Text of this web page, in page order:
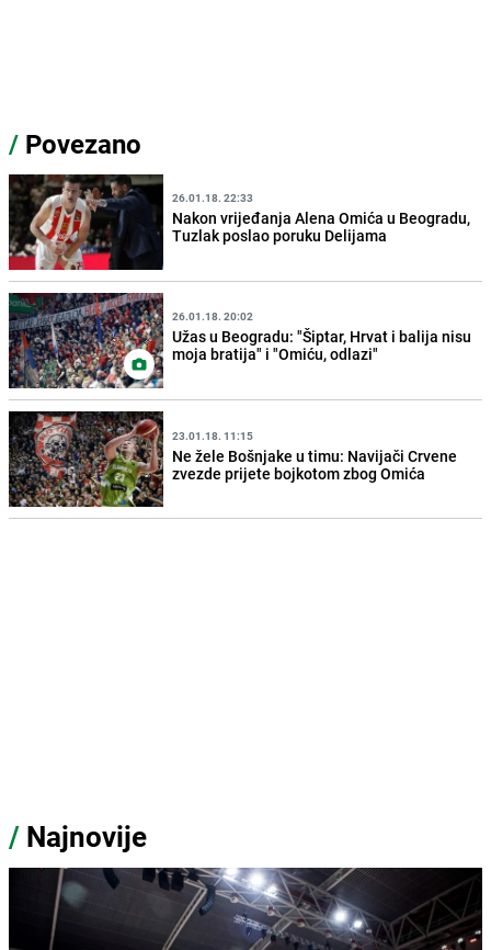
/ Povezano
26.01.18. 22:33
Nakon vrijeđanja Alena Omića u Beogradu,
Tuzlak poslao poruku Delijama
26.01.18. 20:02
Užas u Beogradu: "Šiptar, Hrvat i balija nisu
moja bratija" i "Omiću, odlazi"
23.01.18. 11:15
Ne žele Bošnjake u timu: Navijači Crvene
zvezde prijete bojkotom zbog Omića
/ Najnovije